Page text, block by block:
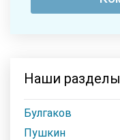
Наши разделы
Булгаков
Пушкин